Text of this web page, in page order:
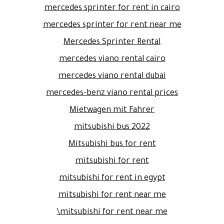
mercedes sprinter for rent in cairo
mercedes sprinter for rent near me
Mercedes Sprinter Rental
mercedes viano rental cairo
mercedes viano rental dubai
mercedes-benz viano rental prices
Mietwagen mit Fahrer
mitsubishi bus 2022
Mitsubishi bus for rent
mitsubishi for rent
mitsubishi for rent in egypt
mitsubishi for rent near me
mitsubishi for rent near me\